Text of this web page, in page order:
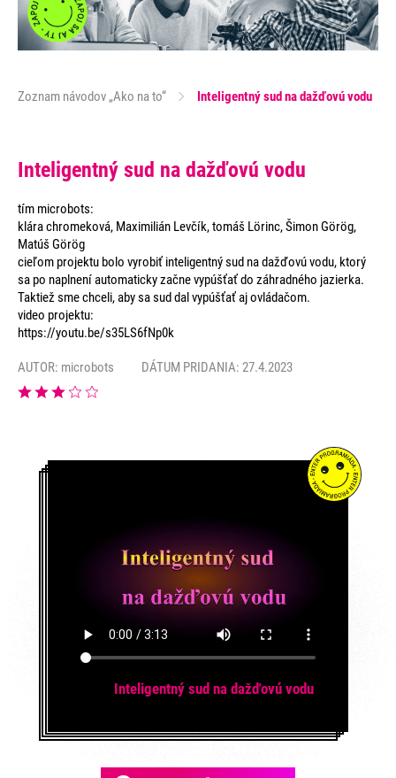
Zoznam návodov „Ako na to“ Inteligentný sud na dažďovú vodu
Inteligentný sud na dažďovú vodu
tím microbots:
klára chromeková, Maximilián Levčík, tomáš Lörinc, Šimon Görög,
Matúš Görög
cieľom projektu bolo vyrobiť inteligentný sud na dažďovú vodu, ktorý
sa po naplnení automaticky začne vypúšťať do záhradného jazierka.
Taktiež sme chceli, aby sa sud dal vypúšťať aj ovládačom.
video projektu:
https://youtu.be/s35LS6fNp0k
AUTOR: microbots DÁTUM PRIDANIA: 27.4.2023
Inteligentný sud na dažďovú vodu